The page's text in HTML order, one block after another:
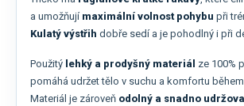
a umožňují maximální volnost pohybu při
Kulatý výstřih dobře sedí a je pohodlný i při
Použitý lehký a prodyšný materiál ze 100%
pomáhá udržet tělo v suchu a komfortu
Materiál je zároveň odolný a snadno